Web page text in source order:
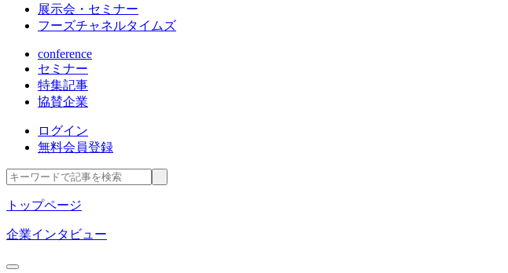
展示会・セミナー
フーズチャネルタイムズ
conference
セミナー
特集記事
協賛企業
ログイン
無料会員登録
トップページ
企業インタビュー